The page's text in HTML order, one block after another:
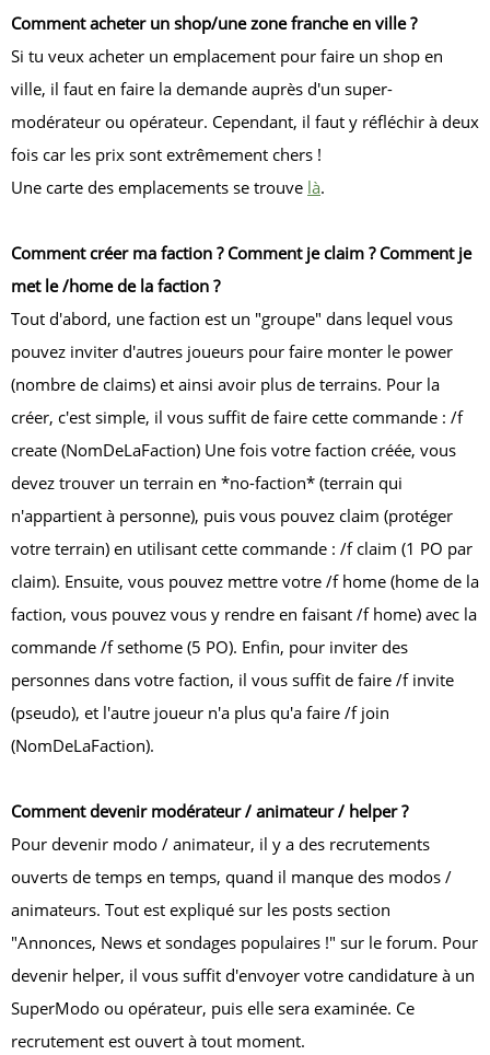
Comment acheter un shop/une zone franche en ville ?
Si tu veux acheter un emplacement pour faire un shop en
ville, il faut en faire la demande auprès d'un super-
modérateur ou opérateur. Cependant, il faut y réfléchir à deux
fois car les prix sont extrêmement chers !
Une carte des emplacements se trouve là.
Comment créer ma faction ? Comment je claim ? Comment je
met le /home de la faction ?
Tout d'abord, une faction est un "groupe" dans lequel vous
pouvez inviter d'autres joueurs pour faire monter le power
(nombre de claims) et ainsi avoir plus de terrains. Pour la
créer, c'est simple, il vous suffit de faire cette commande : /f
create (NomDeLaFaction) Une fois votre faction créée, vous
devez trouver un terrain en *no-faction* (terrain qui
n'appartient à personne), puis vous pouvez claim (protéger
votre terrain) en utilisant cette commande : /f claim (1 PO par
claim). Ensuite, vous pouvez mettre votre /f home (home de la
faction, vous pouvez vous y rendre en faisant /f home) avec la
commande /f sethome (5 PO). Enfin, pour inviter des
personnes dans votre faction, il vous suffit de faire /f invite
(pseudo), et l'autre joueur n'a plus qu'a faire /f join
(NomDeLaFaction).
Comment devenir modérateur / animateur / helper ?
Pour devenir modo / animateur, il y a des recrutements
ouverts de temps en temps, quand il manque des modos /
animateurs. Tout est expliqué sur les posts section
"Annonces, News et sondages populaires !" sur le forum. Pour
devenir helper, il vous suffit d'envoyer votre candidature à un
SuperModo ou opérateur, puis elle sera examinée. Ce
recrutement est ouvert à tout moment.